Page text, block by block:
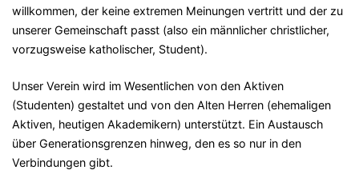
willkommen, der keine extremen Meinungen vertritt und der zu
unserer Gemeinschaft passt (also ein männlicher christlicher,
vorzugsweise katholischer, Student).
Unser Verein wird im Wesentlichen von den Aktiven
(Studenten) gestaltet und von den Alten Herren (ehemaligen
Aktiven, heutigen Akademikern) unterstützt. Ein Austausch
über Generationsgrenzen hinweg, den es so nur in den
Verbindungen gibt.